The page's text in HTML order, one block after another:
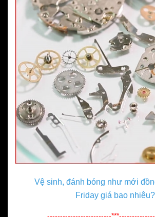
Vệ sinh, đánh bóng như mới
Fridaygiá bao nhiêu?